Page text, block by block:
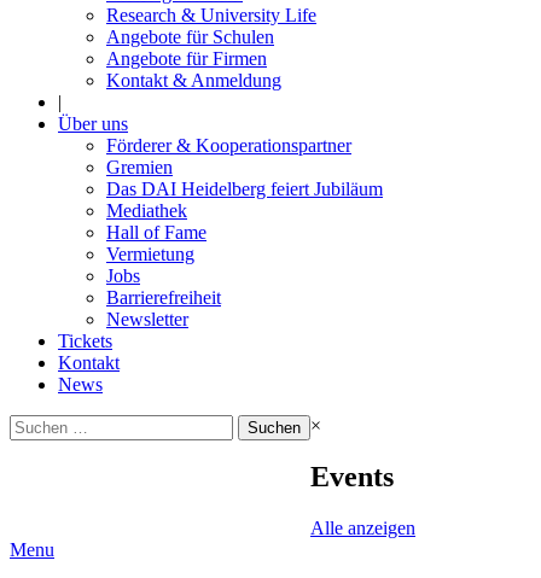
Research & University Life
Angebote für Schulen
Angebote für Firmen
Kontakt & Anmeldung
|
Über uns
Förderer & Kooperationspartner
Gremien
Das DAI Heidelberg feiert Jubiläum
Mediathek
Hall of Fame
Vermietung
Jobs
Barrierefreiheit
Newsletter
Tickets
Kontakt
News
Suchen
nach:
×
Events
Alle anzeigen
Menu